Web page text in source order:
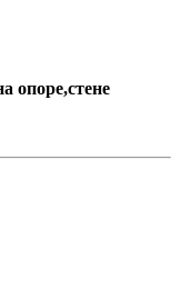
опоре,стене